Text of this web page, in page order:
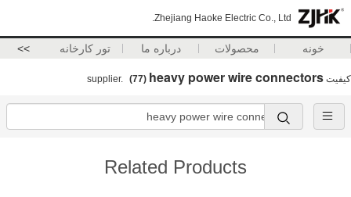
Zhejiang Haoke Electric Co., Ltd.
خونه محصولات درباره ما تور کارخانه >>
کیفیت heavy power wire connectors
(77)
Related Products